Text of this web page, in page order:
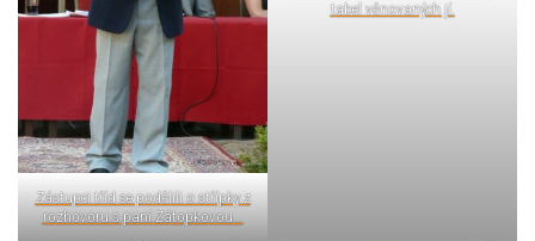
Zástupci tříd se podělili o střípky z
rozhovoru s paní Zátopkovou...
tabel věnovaných jí.